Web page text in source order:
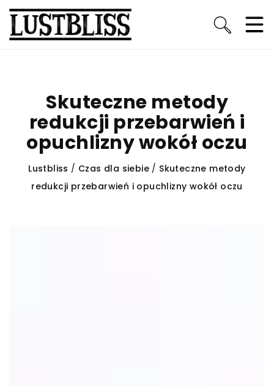
Skuteczne metody
redukcji przebarwień i
opuchlizny wokół oczu
Lustbliss / Czas dla siebie / Skuteczne metody
redukcji przebarwień i opuchlizny wokół oczu